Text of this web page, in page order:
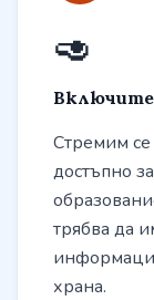
🥑
Стремим
достъпно
трябва да
храна.